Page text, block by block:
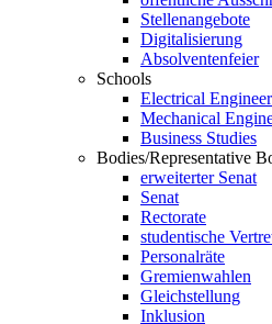
Stellenangebote
Digitalisierung
Absolventenfeier
Schools
Electrical
Mechanical
Business Studies
Bodies/Representative
erweiterter Senat
Senat
Rectorate
studentische
Personalräte
Gremienwahlen
Gleichstellung
Inklusion